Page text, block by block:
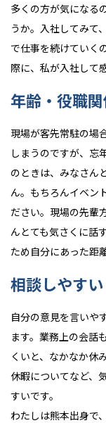
多くの方が気になる
うか。入社してみて
で仕事を続けていく
際に、私が入社して
年齢・役職
現場が客先常駐の場
しまうのですが、忘
のときは、みなさん
ん。もちろんイベン
ださい。現場の先輩
んとても気さくに話
ため自分にあった距
相談しやすい
自分の意見を言いや
ます。業務上の会話
くいと、なかなか休
休暇についてなど、
すいです。
わたしは熊本出身で